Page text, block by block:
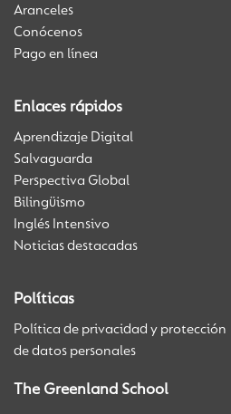
Aranceles
Conócenos
Pago en línea
Enlaces rápidos
Aprendizaje Digital
Salvaguarda
Perspectiva Global
Bilingüismo
Inglés Intensivo
Noticias destacadas
Políticas
Política de privacidad y protección
de datos personales
The Greenland School